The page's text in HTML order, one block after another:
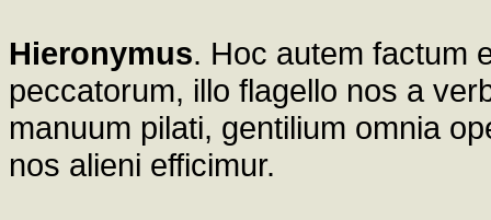
Hieronymus. Hoc autem factum
peccatorum, illo flagello nos a
manuum pilati, gentilium omnia
nos alieni efficimur.